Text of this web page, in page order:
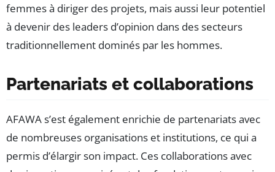
femmes à diriger des projets, mais aussi leur potentiel
à devenir des leaders d’opinion dans des secteurs
traditionnellement dominés par les hommes.
Partenariats et collaborations
AFAWA s’est également enrichie de partenariats avec
de nombreuses organisations et institutions, ce qui a
permis d’élargir son impact. Ces collaborations avec